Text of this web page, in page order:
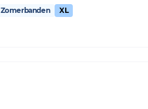
Zomerbanden XL